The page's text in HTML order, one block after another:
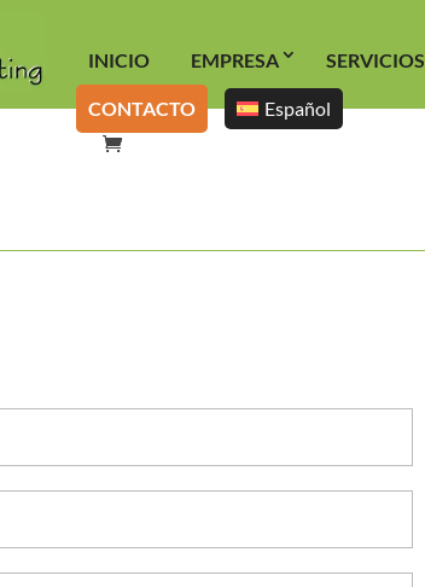
INICIO EMPRESA SERVICIOS
CONTACTO Español